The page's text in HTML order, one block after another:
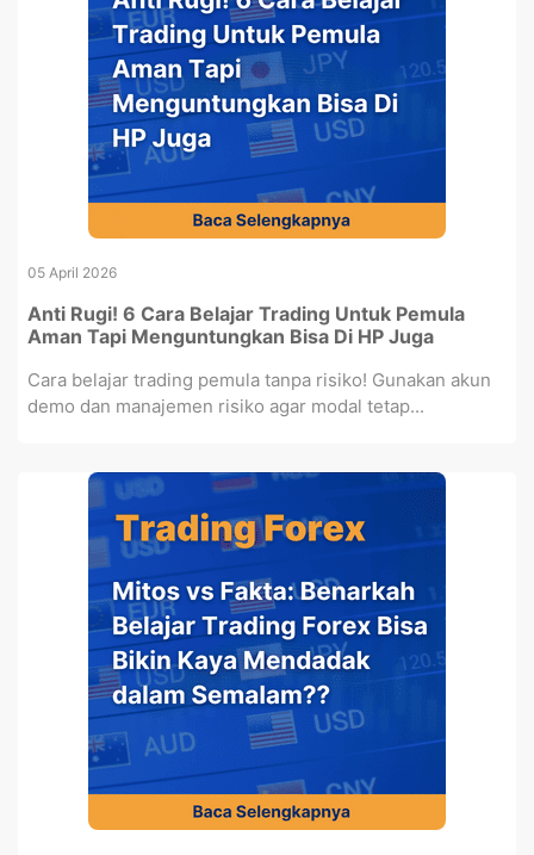
05 April 2026
Anti Rugi! 6 Cara Belajar Trading Untuk Pemula
Aman Tapi Menguntungkan Bisa Di HP Juga
Cara belajar trading pemula tanpa risiko! Gunakan akun
demo dan manajemen risiko agar modal tetap...